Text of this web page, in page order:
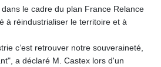
le cadre du plan France Relance
à réindustrialiser le territoire et à
c’est retrouver notre souveraineté,
a déclaré M. Castex lors d'un